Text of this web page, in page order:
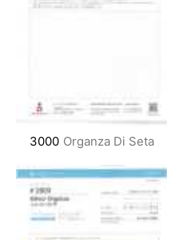
3000 Organza Di Seta